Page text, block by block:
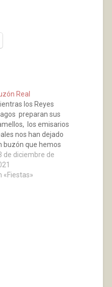
Real
los Reyes
preparan sus
los emisarios
nos han dejado
buzón que hemos
en la puerta
donde
de diciembre de
«Fiestas»